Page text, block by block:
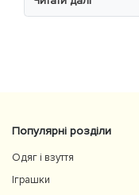
комфортно,
Популярні розділи
Одяг і взуття
Іграшки